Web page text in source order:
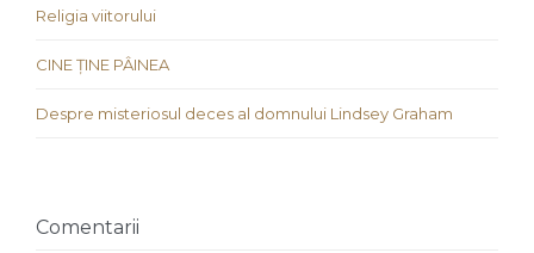
Religia viitorului
CINE ȚINE PÂINEA
Despre misteriosul deces al domnului Lindsey Graham
Comentarii